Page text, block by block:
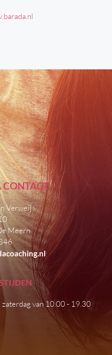
CONTACT
Verweij
Meern
zaterdag van 10.00 - 19.30